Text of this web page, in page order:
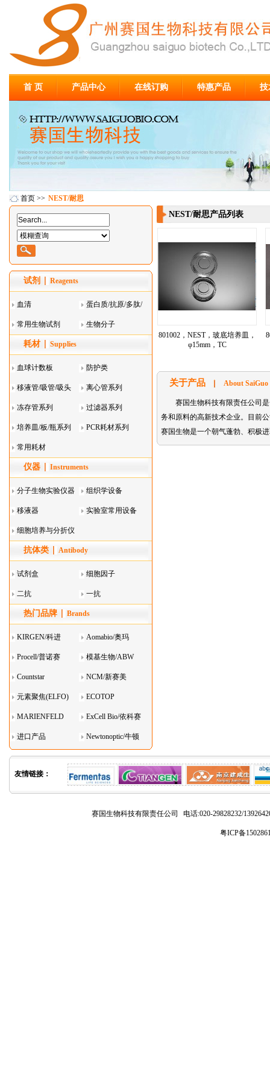
首 页 产品中心 在线订购 特惠产品 技
首页 >> NEST/耐思
试剂 Reagents
血清 蛋白质/抗原/多肽/
酶
常用生物试剂 生物分子
耗材 Supplies
血球计数板 防护类
移液管/吸管/吸头
系列
离心管系列
冻存管系列 过滤器系列
培养皿/板/瓶系列 PCR耗材系列
常用耗材
仪器 Instruments
分子生物实验仪器 组织学设备
移液器 实验室常用设备
细胞培养与分折仪
器叠
抗体类 Antibody
试剂盒 细胞因子
二抗 一抗
热门品牌 Brands
KIRGEN/科进 Aomabio/奥玛
Procell/普诺赛 模基生物/ABW
Countstar NCM/新赛美
元素聚焦(ELFO) ECOTOP
MARIENFELD ExCell Bio/依科赛
进口产品 Newtonoptic/牛顿
光学
NEST/耐思产品列表
801002，NEST，玻底培养皿，
φ15mm，TC
关于产品 About SaiGuo
赛国生物科技有限责任公司
务和原料的高新技术企业。目前公
赛国生物是一个朝气蓬勃、积极
友情链接：
赛国生物科技有限责任公司 电话:020-29828232/
粤ICP备